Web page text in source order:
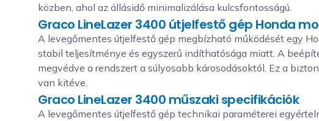
közben, ahol az állásidő minimalizálása kulcsfontosságú.
Graco LineLazer 3400 útjelfestő gép Honda
A levegőmentes útjelfestő gép megbízható működését egy
stabil teljesítménye és egyszerű indíthatósága miatt. A
megvédve a rendszert a súlyosabb károsodásoktól. Ez a
van kitéve.
Graco LineLazer 3400 műszaki specifikációk
A levegőmentes útjelfestő gép technikai paraméterei